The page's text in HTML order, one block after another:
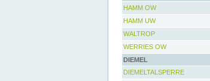
HAMM OW
HAMM UW
WALTROP
WERRIES OW
DIEMEL
DIEMELTALSPERRE